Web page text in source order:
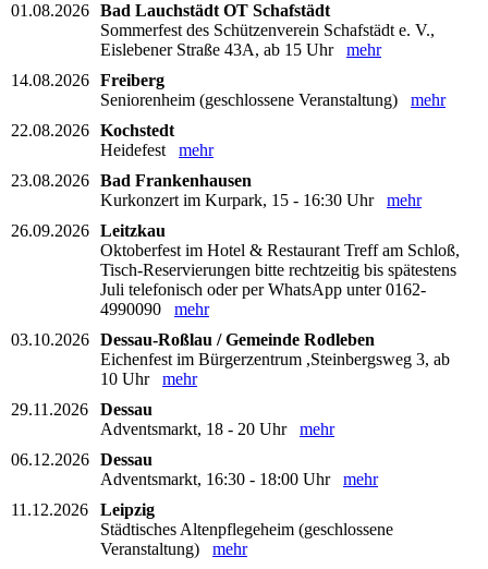
01.08.2026 Bad Lauchstädt OT Schafstädt
Sommerfest des Schützenverein Schafstädt e. V.,
Eislebener Straße 43A, ab 15 Uhr mehr
14.08.2026 Freiberg
Seniorenheim (geschlossene Veranstaltung) mehr
22.08.2026 Kochstedt
Heidefest mehr
23.08.2026 Bad Frankenhausen
Kurkonzert im Kurpark, 15 - 16:30 Uhr mehr
26.09.2026 Leitzkau
Oktoberfest im Hotel & Restaurant Treff am Schloß,
Tisch-Reservierungen bitte rechtzeitig bis spätestens
Juli telefonisch oder per WhatsApp unter 0162-
4990090 mehr
03.10.2026 Dessau-Roßlau / Gemeinde Rodleben
Eichenfest im Bürgerzentrum ,Steinbergsweg 3, ab
10 Uhr mehr
29.11.2026
Dessau
Adventsmarkt, 18 - 20 Uhr mehr
06.12.2026 Dessau
Adventsmarkt, 16:30 - 18:00 Uhr mehr
11.12.2026
Leipzig
Städtisches Altenpflegeheim (geschlossene
Veranstaltung) mehr